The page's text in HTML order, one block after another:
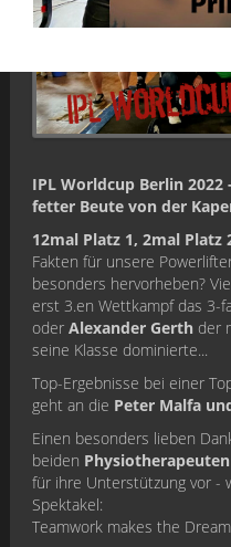
IPL Worldcup Berlin
fetter Beute von der
12mal Platz 1, 2mal Platz
Fakten für unsere
besonders hervorheben?
erst 3.en Wettkampf das 3-
oder Alexander Gerthder
seine Klasse dominierte...
Top-Ergebnisse bei einer
geht an die Peter Malfa
Einen besonders lieben
beiden
für ihre Unterstützung vor -
Spektakel:
Teamwork makes the